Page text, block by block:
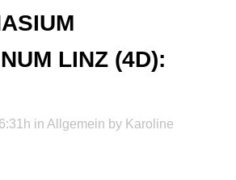
LINZ (4D):
in Allgemein by Karoline